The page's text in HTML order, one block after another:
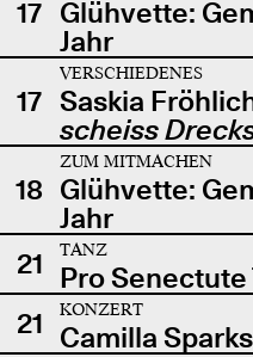
17 Glühvette:
Jahr
17
VERSCHIEDENES
Saskia
scheiss
18
ZUM MITMACHEN
Glühvette:
Jahr
21
TANZ
Pro
21
KONZERT
Camilla